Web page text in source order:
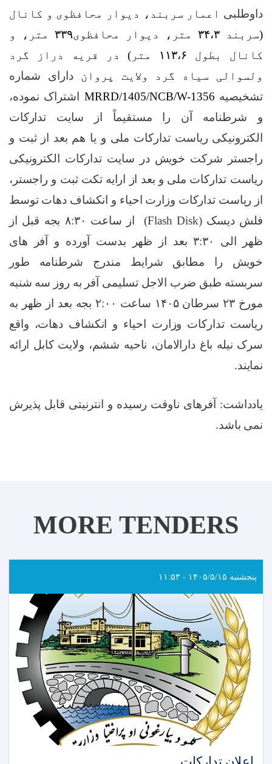
داوطلبی اعمار سربند، دیوار محافظوی و کانال
(سربند ۳۴،۳ متر، دیوار محافظوی۳۳۹ متر، و
کانال بطول ۱۱۳،۶
متر) در قریه دراز گرد
ولسوالی سیاه گرد ولایت پروان
دارای شماره
تشخیصیه MRRD/1405/NCB/W-1356 اشتراک نموده،
و شرطنامه آن را مستقیماً از سایت تدارکات
الکترونیکی ریاست تدارکات ملی و یا هم بعد از ثبت و
راجستر شرکت خویش در سایت تدارکات الکترونیکی
ریاست تدارکات ملی و بعد از ارایه تکت ثبت و راجستر،
از ریاست تدارکات وزارت احیاء و انکشاف دهات توسط
فلش دیسک (Flash Disk
)
از ساعت ۸:۳۰ بجه قبل از
ظهر الی ۳:۳۰ بعد از ظهر بدست آورده و آفر های
خویش را مطابق شرایط مندرج شرطنامه طور
سربسته طبق ضرب الاجل تسلیمی آفر به روز سه شنبه
مورخ۲۳
سرطان ۱۴۰۵ ساعت ۲:۰۰ بجه بعد از ظهر به
ریاست تدارکات وزارت احیاء و انکشاف دهات، واقع
سرک نیله باغ دارالامان، ناحیه ششم، ولایت کابل ارائه
نمایند.
یادداشت: آفرهای ناوقت رسیده و انترنیتی قابل پذیرش
نمی باشد.
MORE TENDERS
پنجشنبه ۱۴۰۵/۵/۱۵ - ۱۱:۵۳